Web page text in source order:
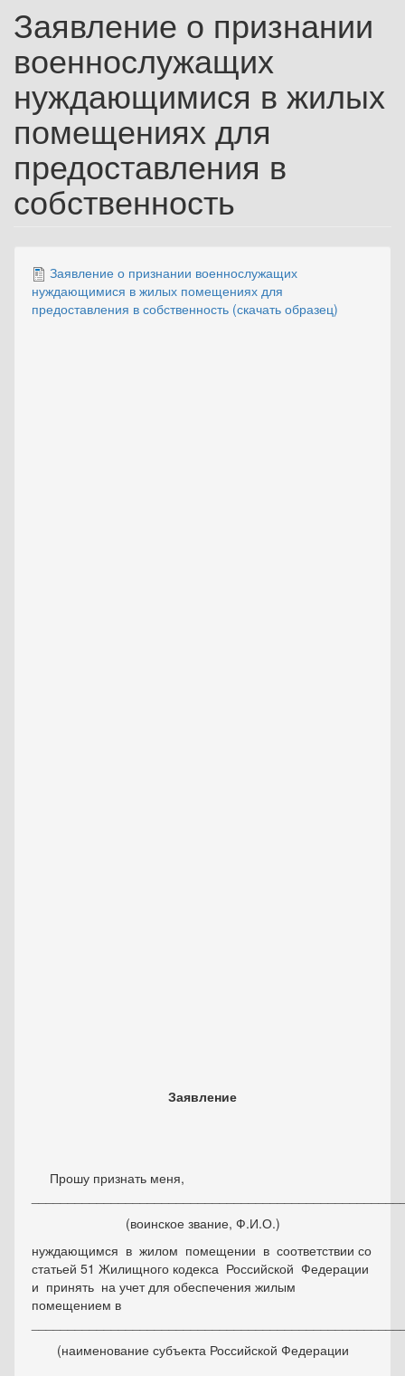
Заявление о признании
военнослужащих
нуждающимися в жилых
помещениях для
предоставления в
собственность
Заявление о признании военнослужащих
нуждающимися в жилых помещениях для
предоставления в собственность (скачать образец)
Заявление
Прошу признать меня,
(воинское звание, Ф.И.О.)
нуждающимся в жилом помещении в соответствии со
статьей 51 Жилищного кодекса Российской Федерации
и принять на учет для обеспечения жилым
помещением в
(наименование субъекта Российской Федерации